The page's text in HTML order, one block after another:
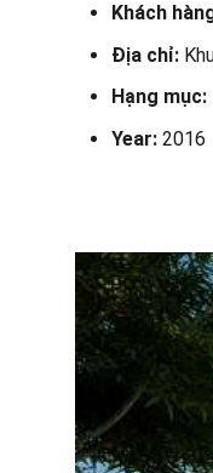
Khách
Địa chỉ:
Hạng mục:
Year: 2016